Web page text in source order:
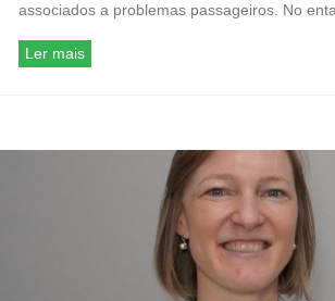
associados a problemas passageiros. No
Ler mais